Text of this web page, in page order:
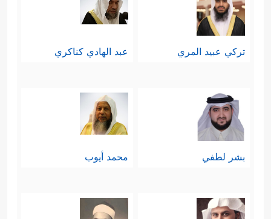
تركي عبيد المري عبد الهادي كناكري
بشر لطفي محمد أيوب